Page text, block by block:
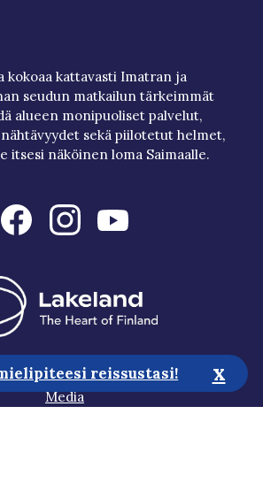
kokoaa kattavasti Imatran ja
seudun matkailun tärkeimmät
alueen monipuoliset palvelut,
sekä piilotetut helmet,
itsesi näköinen loma Saimaalle.
Matkailuneuvonta
Media
reissustasi! x